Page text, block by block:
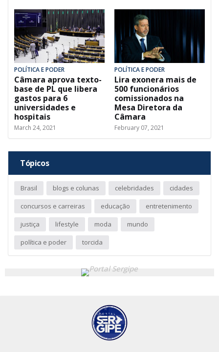
POLÍTICA E PODER
Câmara aprova texto-
base de PL que libera
gastos para 6
universidades e
hospitais
March 24, 2021
POLÍTICA E PODER
Lira exonera mais de
500 funcionários
comissionados na
Mesa Diretora da
Câmara
February 07, 2021
Tópicos
Brasil blogs e colunas celebridades cidades
concursos e carreiras educação entretenimento
justiça lifestyle moda mundo
política e poder torcida